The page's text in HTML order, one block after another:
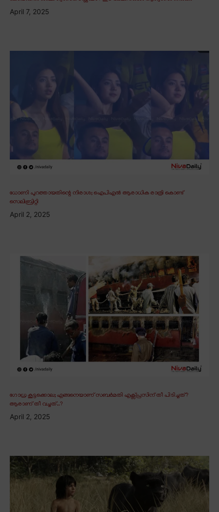
April 7, 2025
ധോണി പുറത്തായതിന്റെ നിരാശ; ഐപിഎൽ ആരാധിക രാത്രി കൊണ്ട്
സെലിബ്രിറ്റി
April 2, 2025
ഗോധ്ര കൂട്ടക്കൊല; എങ്ങനെയാണ് സബർമതി എക്സ്പ്രസിന് തീ പിടിച്ചത്?
ആരാണ് തീ വച്ചത്..?
April 2, 2025